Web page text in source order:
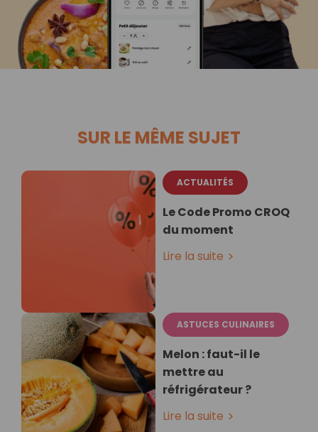
SUR LE MÊME SUJET
ACTUALITÉS
Le Code Promo CROQ
du moment
Lire la suite
ASTUCES CULINAIRES
Melon : faut-il le
mettre au
réfrigérateur ?
Lire la suite